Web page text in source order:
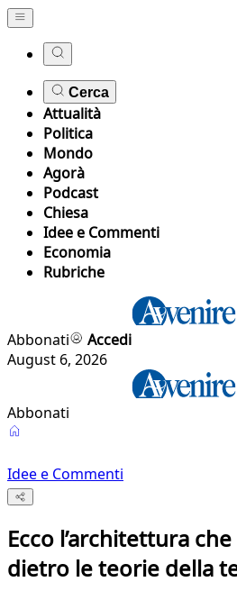
Cerca
Attualità
Politica
Mondo
Agorà
Podcast
Chiesa
Idee e Commenti
Economia
Rubriche
Abbonati
Accedi
August 6, 2026
Abbonati
Idee e Commenti
Ecco l’architettura
dietro le teorie della